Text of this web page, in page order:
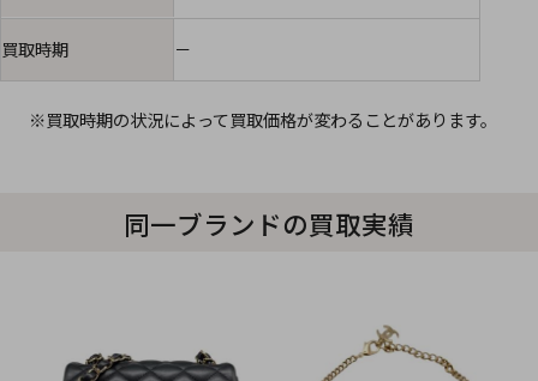
買取時期 －
※買取時期の状況によって買取価格が変わることがあります。
同一ブランドの買取実績